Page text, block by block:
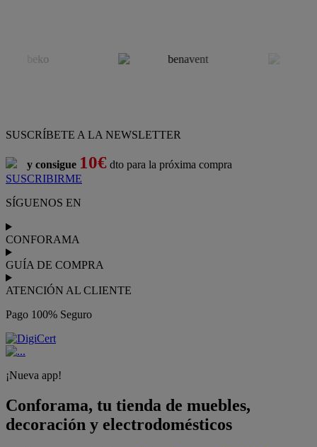
SUSCRÍBETE A LA NEWSLETTER
y consigue 10€ dto para la próxima compra
SUSCRIBIRME
SÍGUENOS EN
CONFORAMA
GUÍA DE COMPRA
ATENCIÓN AL CLIENTE
Pago 100% Seguro
¡Nueva app!
Conforama, tu tienda de muebles,
decoración y electrodomésticos